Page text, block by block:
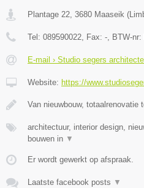
Plantage 22, 3680 Maaseik (
Tel: 089590022, Fax: -, BTW-nr:
E-mail › Studio segers
Website: https://
Van nieuwbouw, totaalrenovatie
architectuur, interior design,
bouwen in ▼
Er wordt gewerkt op afspraak.
Laatste facebook posts ▼